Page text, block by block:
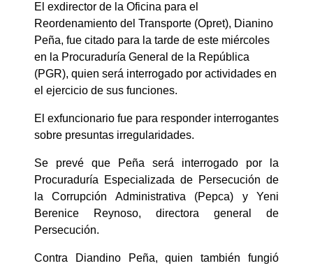
El exdirector de la Oficina para el
Reordenamiento del Transporte (Opret), Dianino
Peña, fue citado para la tarde de este miércoles
en la Procuraduría General de la República
(PGR), quien será interrogado por actividades en
el ejercicio de sus funciones.
El exfuncionario fue para responder interrogantes
sobre presuntas irregularidades.
Se prevé que Peña será interrogado por la
Procuraduría Especializada de Persecución de
la Corrupción Administrativa (Pepca) y Yeni
Berenice Reynoso, directora general de
Persecución.
Contra Diandino Peña, quien también fungió